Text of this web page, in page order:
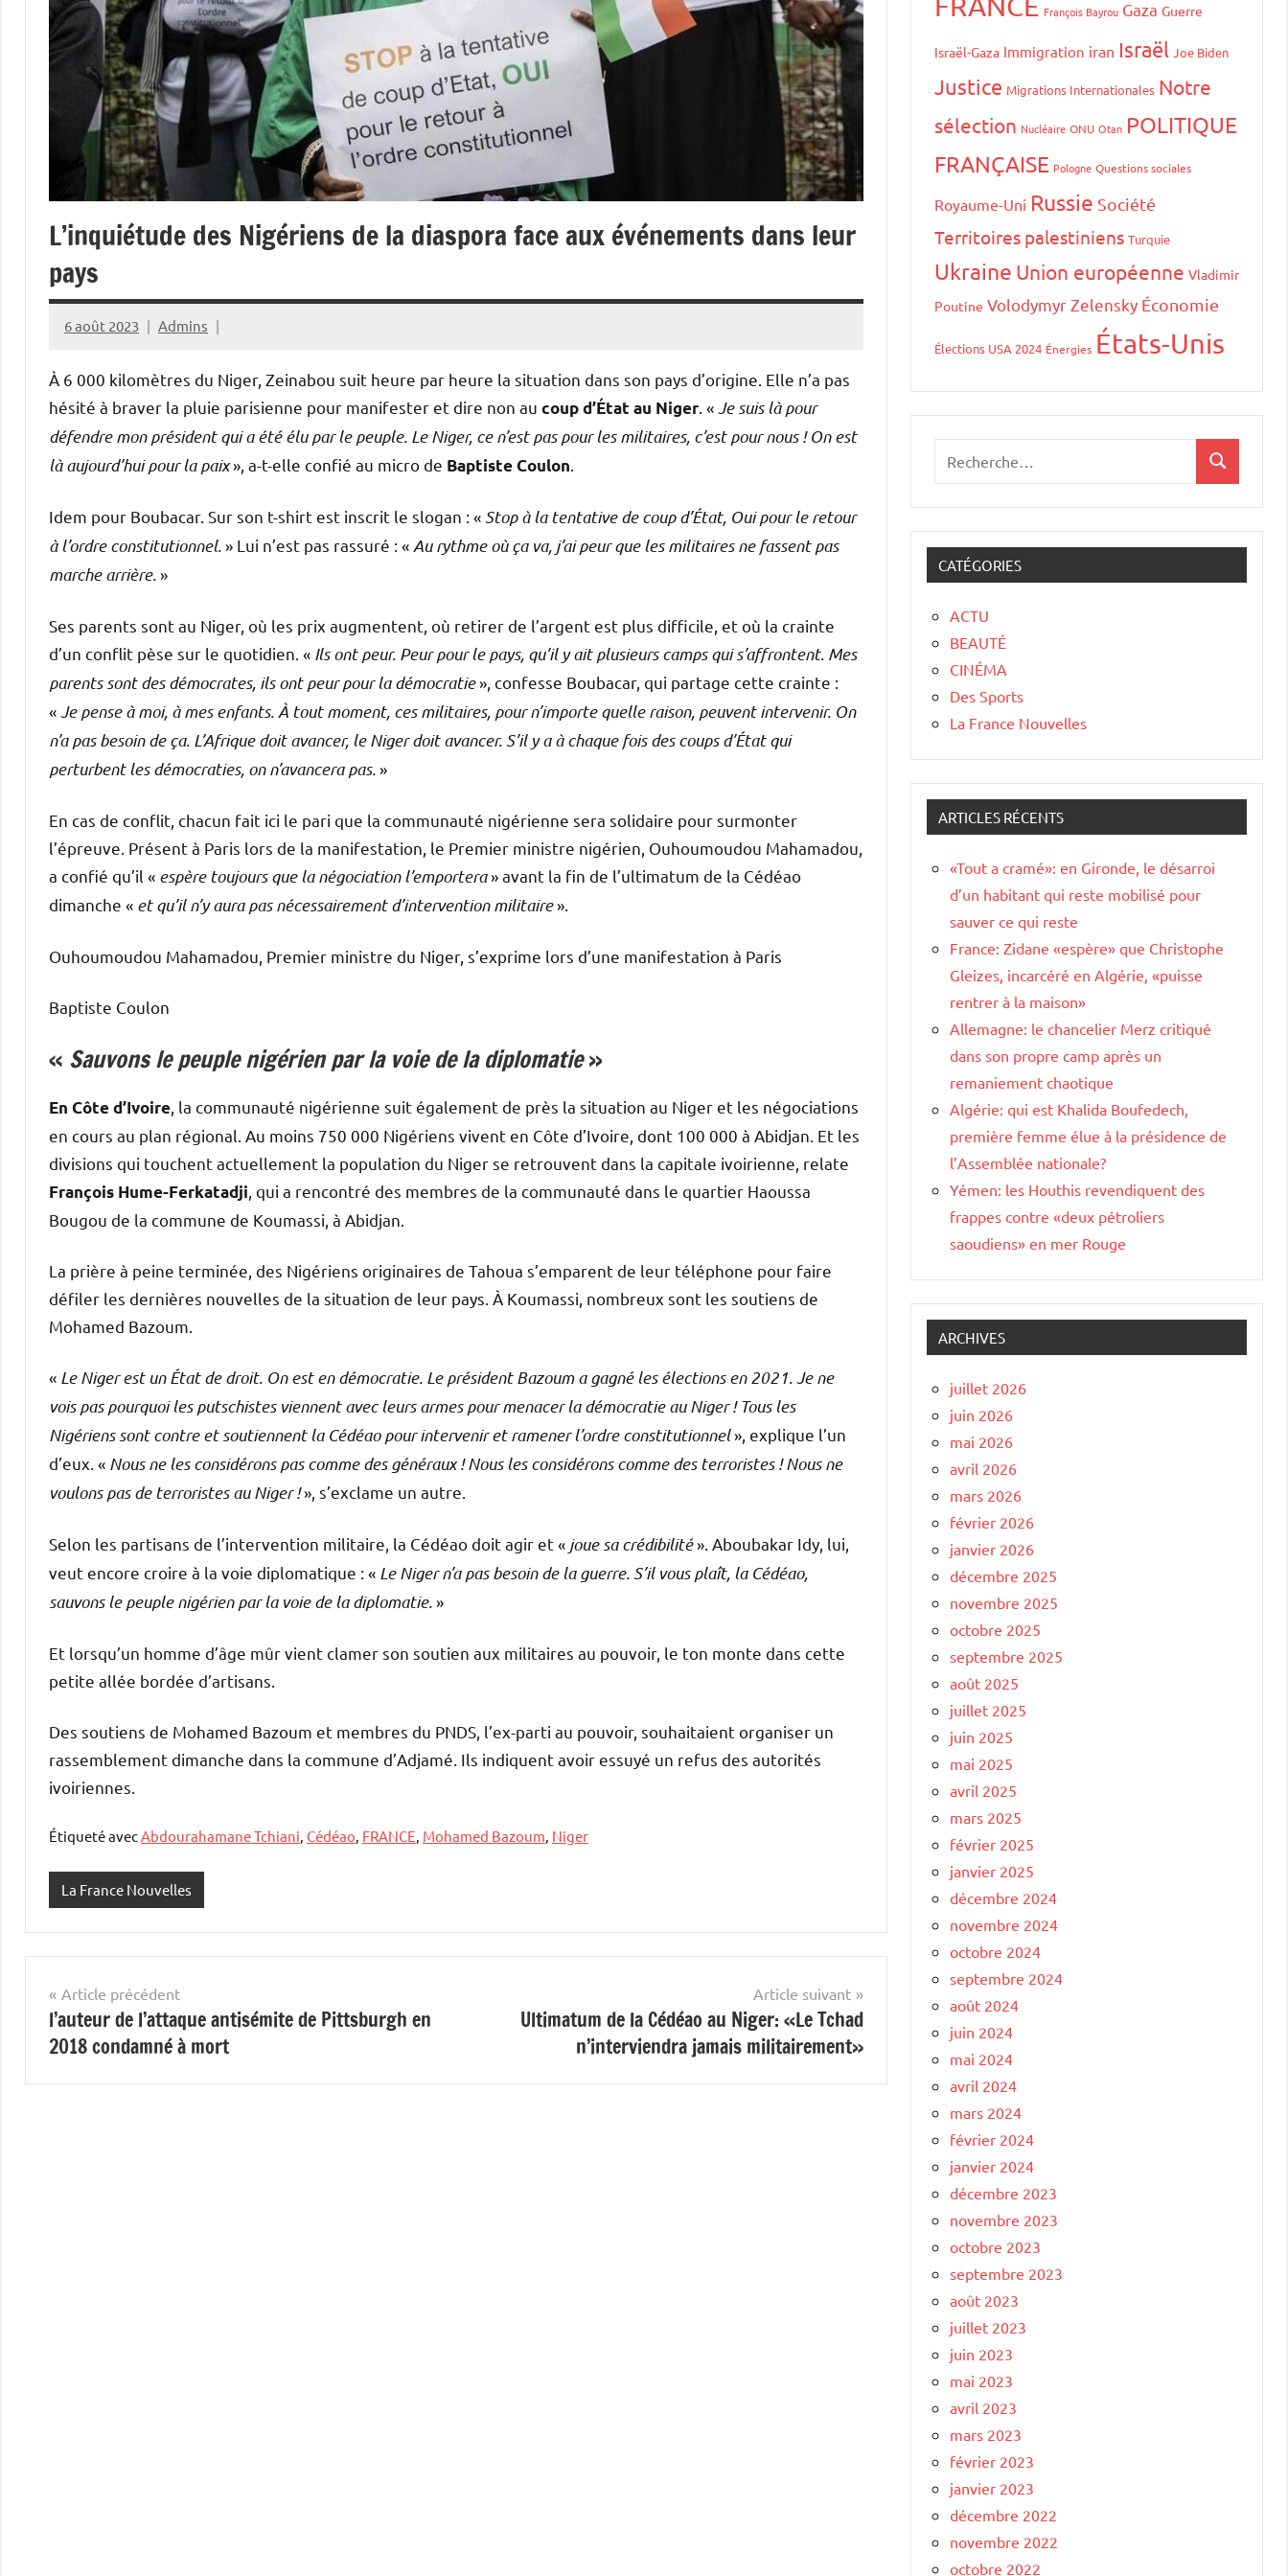
L’inquiétude des Nigériens de la diaspora face aux événements dans leur
pays
6 août 2023 Admins
À 6 000 kilomètres du Niger, Zeinabou suit heure par heure la situation dans son pays d’origine. Elle n’a pas
hésité à braver la pluie parisienne pour manifester et dire non au coup d’État au Niger . «Je suis là pour
défendre mon président qui a été élu par le peuple. Le Niger, ce n’est pas pour les militaires, c’est pour nous ! On est
là aujourd’hui pour la paix», a-t-elle confié au micro de Baptiste Coulon
Idem pour Boubacar. Sur son t-shirt est inscrit le slogan : « Stop à la tentative de coup d’État, Oui pour le retour
à l’ordre constitutionnel. » Lui n’est pas rassuré : « Au rythme où ça va, j’ai peur que les militaires ne fassent pas
marche arrière. »
Ses parents sont au Niger, où les prix augmentent, où retirer de l’argent est plus difficile, et où la crainte
d’un conflit pèse sur le quotidien. « Ils ont peur. Peur pour le pays, qu’il y ait plusieurs camps qui s’affrontent. Mes
parents sont des démocrates, ils ont peur pour la démocratie», confesse Boubacar, qui partage cette crainte :
«Je pense à moi, à mes enfants. À tout moment, ces militaires, pour n’importe quelle raison, peuvent intervenir. On
n’a pas besoin de ça. L’Afrique doit avancer, le Niger doit avancer. S’il y a à chaque fois des coups d’État qui
perturbent les démocraties, on n’avancera pas. »
En cas de conflit, chacun fait ici le pari que la communauté nigérienne sera solidaire pour surmonter
l’épreuve. Présent à Paris lors de la manifestation, le Premier ministre nigérien, Ouhoumoudou Mahamadou,
a confié qu’il « espère toujours que la négociation l’emportera» avant la fin de l’ultimatum de la Cédéao
dimanche « et qu’il n’y aura pas nécessairement d’intervention militaire».
Ouhoumoudou Mahamadou, Premier ministre du Niger, s’exprime lors d’une manifestation à Paris
Baptiste Coulon
« Sauvons le peuple nigérien par la voie de la diplomatie»
En Côte d’Ivoire , la communauté nigérienne suit également de près la situation au Niger et les négociations
en cours au plan régional. Au moins 750 000 Nigériens vivent en Côte d’Ivoire, dont 100 000 à Abidjan. Et les
divisions qui touchent actuellement la population du Niger se retrouvent dans la capitale ivoirienne, relate
François Hume-Ferkatadji , qui a rencontré des membres de la communauté dans le quartier Haoussa
Bougou de la commune de Koumassi, à Abidjan.
La prière à peine terminée, des Nigériens originaires de Tahoua s’emparent de leur téléphone pour faire
défiler les dernières nouvelles de la situation de leur pays. À Koumassi, nombreux sont les soutiens de
Mohamed Bazoum.
« Le Niger est un État de droit. On est en démocratie. Le président Bazoum a gagné les élections en 2021. Je ne
vois pas pourquoi les putschistes viennent avec leurs armes pour menacer la démocratie au Niger ! Tous les
Nigériens sont contre et soutiennent la Cédéao pour intervenir et ramener l’ordre constitutionnel», explique l’un
d’eux. « Nous ne les considérons pas comme des généraux ! Nous les considérons comme des terroristes ! Nous ne
voulons pas de terroristes au Niger !», s’exclame un autre.
Selon les partisans de l’intervention militaire, la Cédéao doit agir et « joue sa crédibilité». Aboubakar Idy, lui,
veut encore croire à la voie diplomatique : « Le Niger n’a pas besoin de la guerre. S’il vous plaît, la Cédéao,
sauvons le peuple nigérien par la voie de la diplomatie. »
Et lorsqu’un homme d’âge mûr vient clamer son soutien aux militaires au pouvoir, le ton monte dans cette
petite allée bordée d’artisans.
Des soutiens de Mohamed Bazoum et membres du PNDS, l’ex-parti au pouvoir, souhaitaient organiser un
rassemblement dimanche dans la commune d’Adjamé. Ils indiquent avoir essuyé un refus des autorités
ivoiriennes.
Étiqueté avec Abdourahamane Tchiani Cédéao FRANCE Mohamed Bazoum Niger
La France Nouvelles
Navigation
de
l’article
Article précédent
l’auteur de l’attaque antisémite de Pittsburgh en
2018 condamné à mort
Article suivant
Ultimatum de la Cédéao au Niger: «Le Tchad
n’interviendra jamais militairement»
François Bayrou Gaza Guerre
Israël-Gaza Immigration iran Israël Joe Biden
Justice Migrations Internationales Notre
sélection Nucléaire ONU Otan POLITIQUE
FRANÇAISE Pologne Questions sociales
Royaume-Uni Russie Société
Territoires palestiniens Turquie
Ukraine Union européenne Vladimir
Poutine Volodymyr Zelensky Économie
Élections USA 2024 Énergies États-Unis
CATÉGORIES
ACTU
BEAUTÉ
CINÉMA
Des Sports
La France Nouvelles
ARTICLES RÉCENTS
«Tout a cramé»: en Gironde, le désarroi
d’un habitant qui reste mobilisé pour
sauver ce qui reste
France: Zidane «espère» que Christophe
Gleizes, incarcéré en Algérie, «puisse
rentrer à la maison»
Allemagne: le chancelier Merz critiqué
dans son propre camp après un
remaniement chaotique
Algérie: qui est Khalida Boufedech,
première femme élue à la présidence de
l’Assemblée nationale?
Yémen: les Houthis revendiquent des
frappes contre «deux pétroliers
saoudiens» en mer Rouge
ARCHIVES
juillet 2026
juin 2026
mai 2026
avril 2026
mars 2026
février 2026
janvier 2026
décembre 2025
novembre 2025
octobre 2025
septembre 2025
août 2025
juillet 2025
juin 2025
mai 2025
avril 2025
mars 2025
février 2025
janvier 2025
décembre 2024
novembre 2024
octobre 2024
septembre 2024
août 2024
juin 2024
mai 2024
avril 2024
mars 2024
février 2024
janvier 2024
décembre 2023
novembre 2023
octobre 2023
septembre 2023
août 2023
juillet 2023
juin 2023
mai 2023
avril 2023
mars 2023
février 2023
janvier 2023
décembre 2022
novembre 2022
octobre 2022